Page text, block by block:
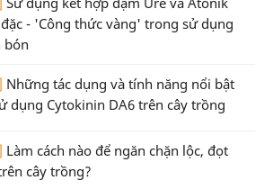
- 'Công thức vàng' trong sử dụng
bón
Những tác dụng và tính năng nổi bật
dụng Cytokinin DA6 trên cây trồng
Làm cách nào để ngăn chặn lộc, đọt
cây trồng?